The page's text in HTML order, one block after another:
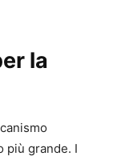
la
più grande. I